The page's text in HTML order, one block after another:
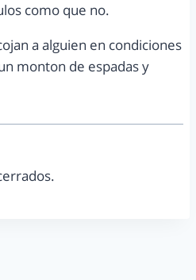
como que no.
a alguien en condiciones
monton de espadas y